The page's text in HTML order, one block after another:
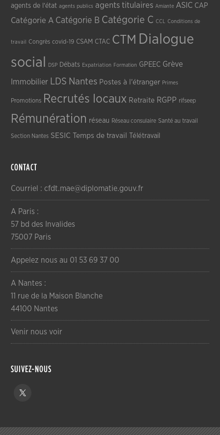
agents de l'état agents publics agents titulaires Amiante ASIC CAP
Catégorie A Catégorie B Catégorie C CCL Conditions de
travail Congrès covid-19 CSAM CTAC CTM Dialogue
social
DSP Débats Expatriation Formation GPEEC Grève
Immobilier LDS Nantes Postes à l'étranger Primes
Promotions Recrutés locaux Retraite RGPP rifseep
Rémunération réseau Réseau consulaire Santé au travail
Section Nantes SESIC Temps de travail Télétravail
CONTACT
Courriel : cfdt.mae@diplomatie.gouv.fr
A Paris :
57 bd des Invalides
75007 Paris
Appelez nous au 01 53 69 37 00
A Nantes :
11 rue de la Maison Blanche
44100 Nantes
Venir nous voir
SUIVEZ-NOUS